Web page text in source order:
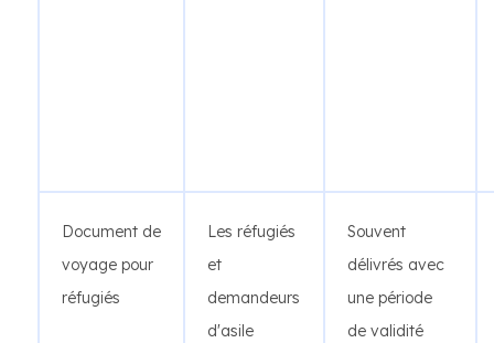
Document de
voyage pour
réfugiés
Les réfugiés
et
demandeurs
d'asile
Souvent
délivrés avec
une période
de validité